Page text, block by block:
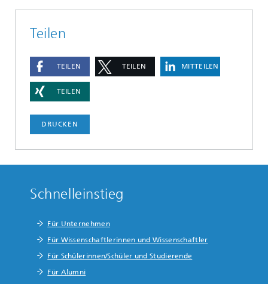
Teilen
TEILEN TEILEN MITTEILEN
TEILEN
DRUCKEN
Schnelleinstieg
Für Unternehmen
Für Wissenschaftlerinnen und Wissenschaftler
Für Schülerinnen/Schüler und Studierende
Für Alumni